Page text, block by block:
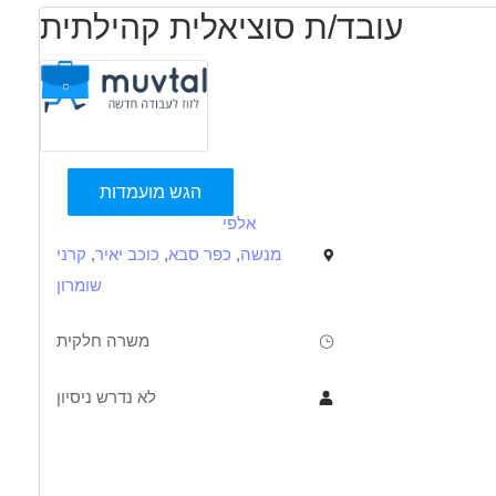
עובד/ת סוציאלית קהילתית
הגש מועמדות
אלפי
מנשה, כפר סבא, כוכב יאיר, קרני
שומרון
משרה חלקית
לא נדרש ניסיון